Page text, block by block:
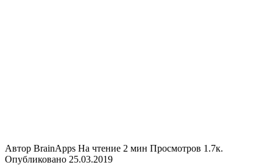
Автор BrainApps На чтение 2 мин Просмотров 1.7к.
Опубликовано 25.03.2019